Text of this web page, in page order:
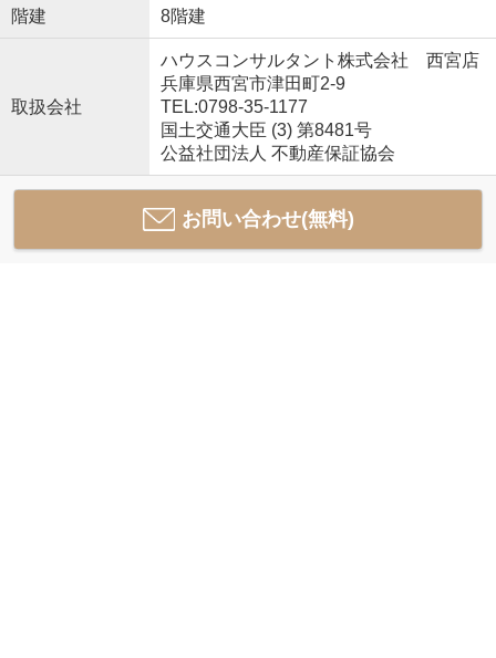
階建 8階建
取扱会社
ハウスコンサルタント株式会社 西宮店
兵庫県西宮市津田町2-9
TEL:0798-35-1177
国土交通大臣 (3) 第8481号
公益社団法人 不動産保証協会
お問い合わせ(無料)